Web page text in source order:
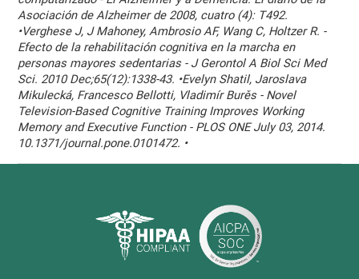
Asociación de Alzheimer de 2008, cuatro (4): T492.
•Verghese J, J Mahoney, Ambrosio AF, Wang C, Holtzer R. -
Efecto de la rehabilitación cognitiva en la marcha en
personas mayores sedentarias - J Gerontol A Biol Sci Med
Sci. 2010 Dec;65(12):1338-43. •Evelyn Shatil, Jaroslava
Mikulecká, Francesco Bellotti, Vladimír Burěs - Novel
Television-Based Cognitive Training Improves Working
Memory and Executive Function - PLOS ONE July 03, 2014.
10.1371/journal.pone.0101472. •